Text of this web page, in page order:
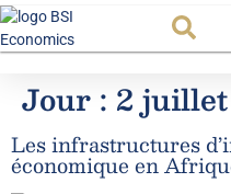
Jour : 2 juillet
Les infrastructures
économique en